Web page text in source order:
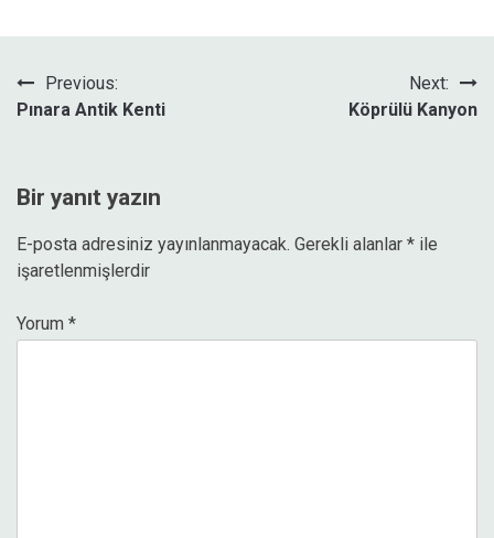
YazıPrevious:
Pınara Antik Kenti
Next:
Köprülü Kanyon
Bir yanıt yazın
E-posta adresiniz yayınlanmayacak. Gerekli alanlar * ile
işaretlenmişlerdir
Yorum *